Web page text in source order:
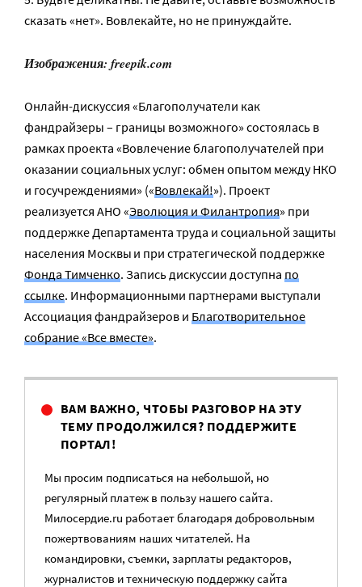
сказать «нет». Вовлекайте, но не принуждайте.
Изображения: freepik.com
Онлайн-дискуссия «Благополучатели как
фандрайзеры – границы возможного» состоялась в
рамках проекта «Вовлечение благополучателей при
оказании социальных услуг: обмен опытом между НКО
и госучреждениями» («Вовлекай!»). Проект
реализуется АНО «Эволюция и Филантропия» при
поддержке Департамента труда и социальной защиты
населения Москвы и при стратегической поддержке
Фонда Тимченко. Запись дискуссии доступна по
ссылке. Информационными партнерами выступали
Ассоциация фандрайзеров и Благотворительное
собрание «Все вместе».
ВАМ ВАЖНО, ЧТОБЫ РАЗГОВОР НА ЭТУ
ТЕМУ ПРОДОЛЖИЛСЯ? ПОДДЕРЖИТЕ
ПОРТАЛ!
Мы просим подписаться на небольшой, но
регулярный платеж в пользу нашего сайта.
Милосердие.ru работает благодаря добровольным
пожертвованиям наших читателей. На
командировки, съемки, зарплаты редакторов,
журналистов и техническую поддержку сайта